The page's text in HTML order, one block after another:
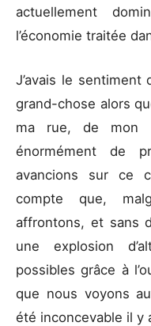
actuellement
l’économie traitée
J’avais le
grand-chose alors
ma rue, de mon
énormément de
avancions sur ce
compte que,
affrontons, et sans
une explosion
possibles grâce à
que nous voyons
été inconcevable il y